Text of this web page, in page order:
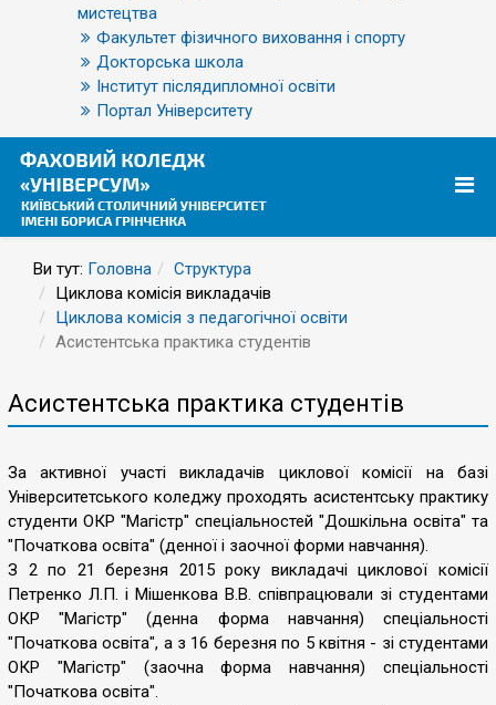
мистецтва
Факультет фізичного виховання і спорту
Докторська школа
Інститут післядипломної освіти
Портал Університету
Ви тут: Головна
Структура
Циклова комісія викладачів
Циклова комісія з педагогічної освіти
Асистентська практика студентів
Асистентська практика студентів
За активної участі викладачів циклової комісії на базі
Університетського коледжу проходять асистентську практику
студенти ОКР "Магістр" спеціальностей "Дошкільна освіта" та
"Початкова освіта" (денної і заочної форми навчання).
З 2 по 21 березня 2015 року викладачі циклової комісії
Петренко Л.П. і Мішенкова В.В. співпрацювали зі студентами
ОКР "Магістр" (денна форма навчання) спеціальності
"Початкова освіта", а з 16 березня по 5 квітня - зі студентами
ОКР "Магістр" (заочна форма навчання) спеціальності
"Початкова освіта".